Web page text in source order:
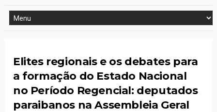
Elites regionais e os debates para
a formação do Estado Nacional
no Período Regencial: deputados
paraibanos na Assembleia Geral